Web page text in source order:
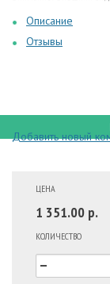
Описание
Отзывы
Добавить новый
ЦЕНА
1 351.00 р.
КОЛИЧЕСТВО